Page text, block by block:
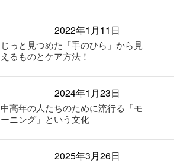
2022年1月11日
じっと見つめた「手のひら」から見
えるものとケア方法！
2024年1月23日
中高年の人たちのために流行る「モ
ーニング」という文化
2025年3月26日